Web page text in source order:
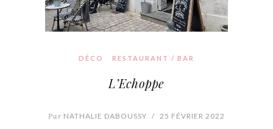
DÉCO RESTAURANT / BAR
L’Echoppe
Par NATHALIE DABOUSSY / 25 FÉVRIER 2022